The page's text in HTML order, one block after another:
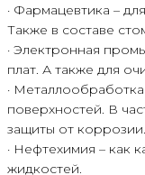
· Фармацевтика –
Также в составе
· Электронная
плат. А также для
·
поверхностей. В
защиты от коррозии.
· Нефтехимия – как
жидкостей.